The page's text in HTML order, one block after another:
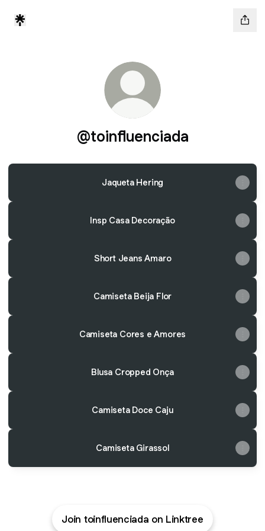
@toinfluenciada
Jaqueta Hering
Insp Casa Decoração
Short Jeans Amaro
Camiseta Beija Flor
Camiseta Cores e Amores
Blusa Cropped Onça
Camiseta Doce Caju
Camiseta Girassol
Join toinfluenciada on Linktree